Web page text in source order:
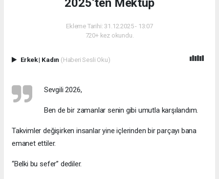
2025’ten Mektup
Ekleme Tarihi: 31.12.2025 - 13:07
720+ kez okundu.
Erkek| Kadın (Haberi Sesli Oku)
Sevgili 2026,
Ben de bir zamanlar senin gibi umutla karşılandım.
Takvimler değişirken insanlar yine içlerinden bir parçayı bana
emanet ettiler.
“Belki bu sefer” dediler.